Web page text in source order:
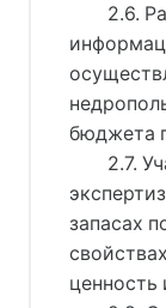
2.6.
бюджета
2.7.
запасах
ценность